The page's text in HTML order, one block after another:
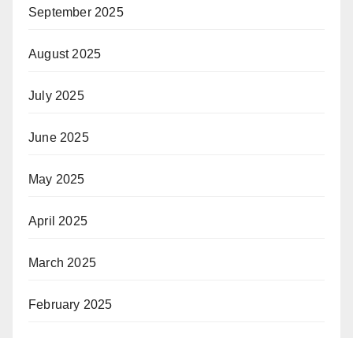
September 2025
August 2025
July 2025
June 2025
May 2025
April 2025
March 2025
February 2025